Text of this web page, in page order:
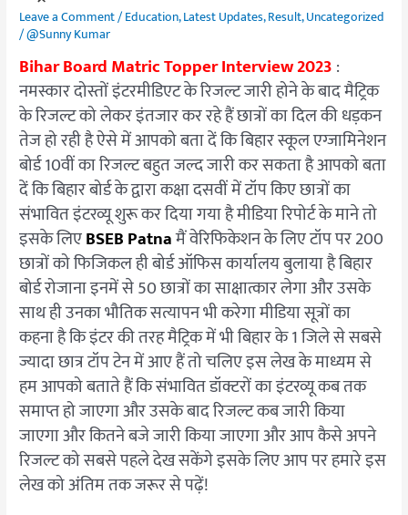
Leave a Comment/Education,Latest Updates,Result,Uncategorized
/@Sunny Kumar
Bihar Board Matric Topper Interview 2023:
नमस्कार दोस्तों इंटरमीडिएट के रिजल्ट जारी होने के बाद मैट्रिक
के रिजल्ट को लेकर इंतजार कर रहे हैं छात्रों का दिल की धड़कन
तेज हो रही है ऐसे में आपको बता दें कि बिहार स्कूल एग्जामिनेशन
बोर्ड 10वीं का रिजल्ट बहुत जल्द जारी कर सकता है आपको बता
दें कि बिहार बोर्ड के द्वारा कक्षा दसवीं में टॉप किए छात्रों का
संभावित इंटरव्यू शुरू कर दिया गया है मीडिया रिपोर्ट के माने तो
इसके लिएBSEB Patnaमैं वेरिफिकेशन के लिए टॉप पर 200
छात्रों को फिजिकल ही बोर्ड ऑफिस कार्यालय बुलाया है बिहार
बोर्ड रोजाना इनमें से 50 छात्रों का साक्षात्कार लेगा और उसके
साथ ही उनका भौतिक सत्यापन भी करेगा मीडिया सूत्रों का
कहना है कि इंटर की तरह मैट्रिक में भी बिहार के 1 जिले से सबसे
ज्यादा छात्र टॉप टेन में आए हैं तो चलिए इस लेख के माध्यम से
हम आपको बताते हैं कि संभावित डॉक्टरों का इंटरव्यू कब तक
समाप्त हो जाएगा और उसके बाद रिजल्ट कब जारी किया
जाएगा और कितने बजे जारी किया जाएगा और आप कैसे अपने
रिजल्ट को सबसे पहले देख सकेंगे इसके लिए आप पर हमारे इस
लेख को अंतिम तक जरूर से पढ़ें!
जारी
होगा
मैट्रिक
का
रिजल्ट